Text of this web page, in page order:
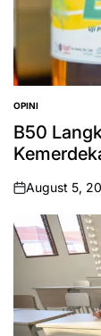
POSTED
IN
OPINI
B50
on
August 5,